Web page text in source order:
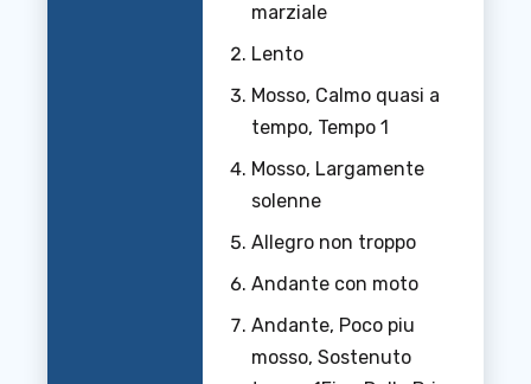
marziale
Lento
Mosso, Calmo quasi a
tempo, Tempo 1
Mosso, Largamente
solenne
Allegro non troppo
Andante con moto
Andante, Poco piu
mosso, Sostenuto